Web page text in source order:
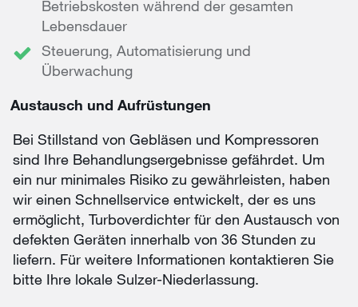
Betriebskosten während der gesamten
Lebensdauer
Steuerung, Automatisierung und
Überwachung
Austausch und Aufrüstungen
Bei Stillstand von Gebläsen und Kompressoren
sind Ihre Behandlungsergebnisse gefährdet. Um
ein nur minimales Risiko zu gewährleisten, haben
wir einen Schnellservice entwickelt, der es uns
ermöglicht, Turboverdichter für den Austausch von
defekten Geräten innerhalb von 36 Stunden zu
liefern. Für weitere Informationen kontaktieren Sie
bitte Ihre lokale Sulzer-Niederlassung.